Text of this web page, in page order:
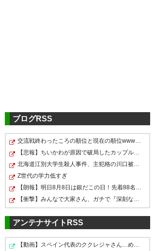
に止められると思って俺らに威嚇してんだろ」とか「来
てみろよオナイウ」と発言されておりましたがそれらは
事実認定されたのでしょうか。
阿道も悪いですが、それらも確認してくださいね。
733名無しが急に来たので2026/05/31(日) 22:58:53 ID:s4zBAjFY0
>>721
こんな騒ぎなら誰か映像持ってるかもな
>>733
ブログRSS
交流戦終わったころの順位と現在の順位wwwwwwwwwwwwwwwww…
【悲報】ちいかわが原因で破局したカップルがコチラｗｗ…
北海道江別大学生殺人事件、主犯格の川口被告(19)に無期…
Z世代の学力低すぎ
【朗報】明日8月8日は銀だこの日！先着88名に8個入りを88…
【衝撃】みんなで大家さん、ガチで『深刻な状態』になっ…
アンテナサイトRSS
【動画】スペイン代表のククレジャさん…めちゃくちゃ格好…